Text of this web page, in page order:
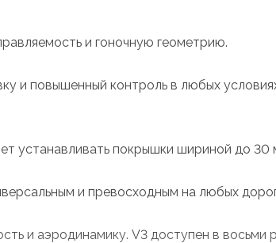
и гоночную геометрию.
и повышенный контроль в любых
устанавливать покрышки шириной до 30
и превосходным на любых
и аэродинамику. V3 доступен в